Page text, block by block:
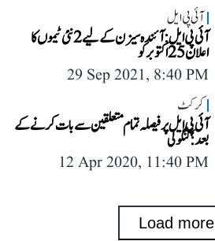
آئی پی ایل
آئی پی ایل: آئندہ سیزن کے لیے 2 نئی ٹیموں کا
اعلان 25 اکتوبر کو
29 Sep 2021, 8:40 PM
کرکٹ
آئی پی ایل پر فیصلہ تمام متعلقین سے بات کرنے کے
بعد: گنگولی
12 Apr 2020, 11:40 PM
Load more